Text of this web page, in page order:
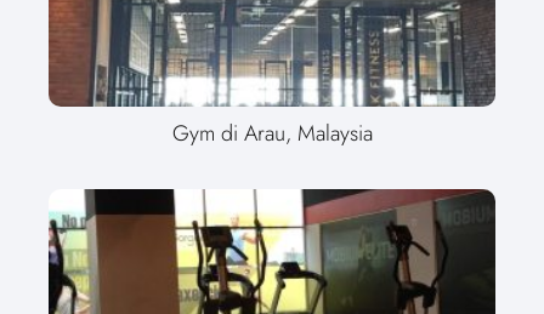
Gym di Arau, Malaysia